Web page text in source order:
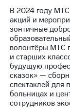
В 2024 году МТС
акций и
зонтичные
волонтёры МТС
и старших
будущую
сказок» —
спектаклей для
больницах и
сотрудников